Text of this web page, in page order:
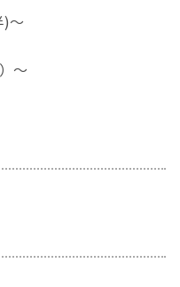
)～
～